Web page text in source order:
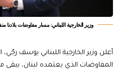
وزير الخارجية اللبناني: مسار مفاوضات بلادنا
أعلن وزير الخارجية اللبناني يوسف
المفاوضات الذي يعتمده لبنان، يبقى